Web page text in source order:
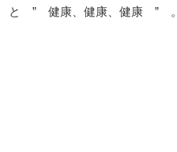
と ” 健康、健康、健康 ” 。